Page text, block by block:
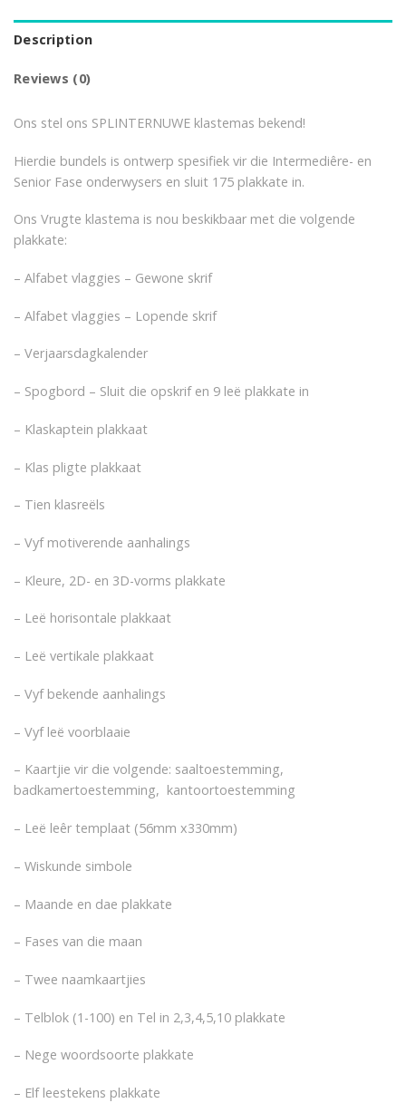
Description
Reviews (0)
Ons stel ons SPLINTERNUWE klastemas bekend!
Hierdie bundels is ontwerp spesifiek vir die Intermediêre- en
Senior Fase onderwysers en sluit 175 plakkate in.
Ons Vrugte klastema is nou beskikbaar met die volgende
plakkate:
– Alfabet vlaggies – Gewone skrif
– Alfabet vlaggies – Lopende skrif
– Verjaarsdagkalender
– Spogbord – Sluit die opskrif en 9 leë plakkate in
– Klaskaptein plakkaat
– Klas pligte plakkaat
– Tien klasreëls
– Vyf motiverende aanhalings
– Kleure, 2D- en 3D-vorms plakkate
– Leë horisontale plakkaat
– Leë vertikale plakkaat
– Vyf bekende aanhalings
– Vyf leë voorblaaie
– Kaartjie vir die volgende: saaltoestemming,
badkamertoestemming, kantoortoestemming
– Leë leêr templaat (56mm x330mm)
– Wiskunde simbole
– Maande en dae plakkate
– Fases van die maan
– Twee naamkaartjies
– Telblok (1-100) en Tel in 2,3,4,5,10 plakkate
– Nege woordsoorte plakkate
– Elf leestekens plakkate